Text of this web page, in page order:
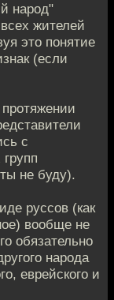
народ"
жителей
это понятие
(если
с
не буду).
руссов (как
вообще не
обязательно
народа
еврейского и